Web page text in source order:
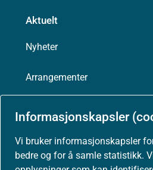
Informasjonskapsler
Vi bruker informasjonskapsler
bedre og for å samle statistikk.
Aktuelt
Nyheter
Arrangementer
Presse